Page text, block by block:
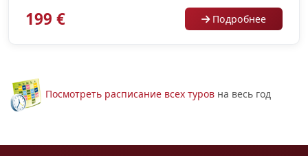
199 € Подробнее
Посмотреть расписание всех туров на весь год